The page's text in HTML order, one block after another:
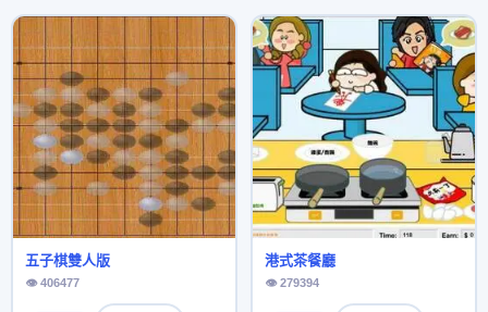
五子棋雙人版
👁 406477
港式茶餐廳
👁 279394